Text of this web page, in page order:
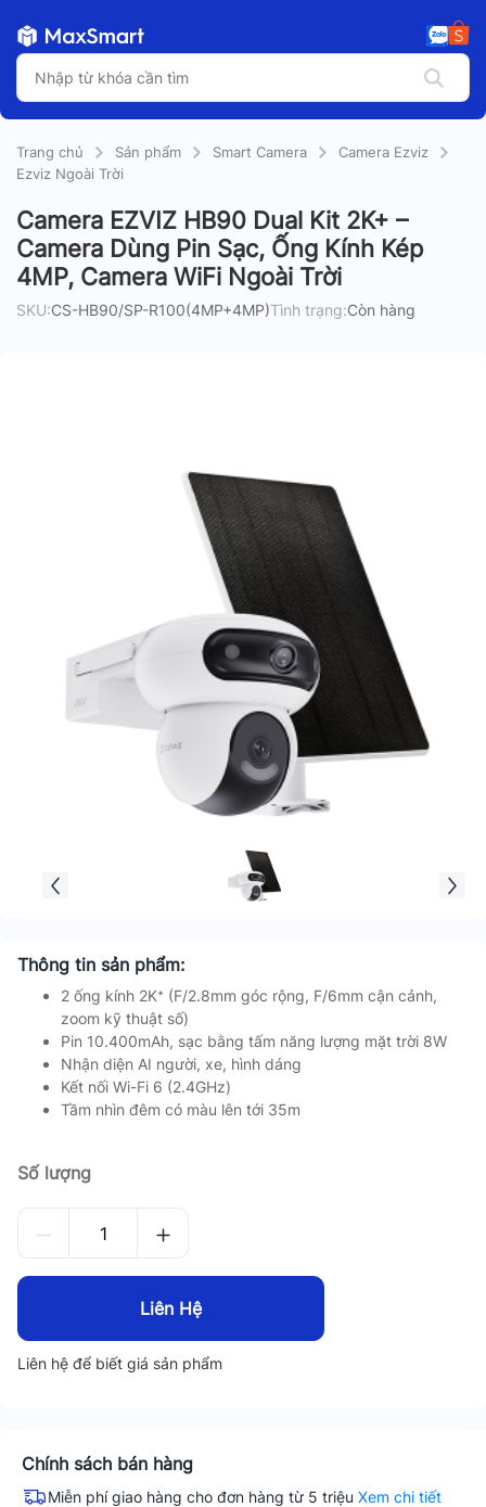
Trang chủ Sản phẩm Smart Camera
Camera Ezviz
Ezviz Ngoài Trời
Camera EZVIZ HB90 Dual Kit 2K+ –
Camera Dùng Pin Sạc, Ống Kính Kép
4MP, Camera WiFi Ngoài Trời
SKU:CS-HB90/SP-R100(4MP+4MP)Tình trạng:Còn hàng
Thông tin sản phẩm:
2 ống kính 2K⁺ (F/2.8mm góc rộng, F/6mm cận cảnh,
zoom kỹ thuật số)
Pin 10.400mAh, sạc bằng tấm năng lượng mặt trời 8W
Nhận diện AI người, xe, hình dáng
Kết nối Wi-Fi 6 (2.4GHz)
Tầm nhìn đêm có màu lên tới 35m
Số lượng
Liên Hệ
Liên hệ để biết giá sản phẩm
Chính sách bán hàng
Miễn phí giao hàng cho đơn hàng từ 5 triệu Xem chi tiết